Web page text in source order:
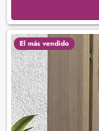
El más vendido